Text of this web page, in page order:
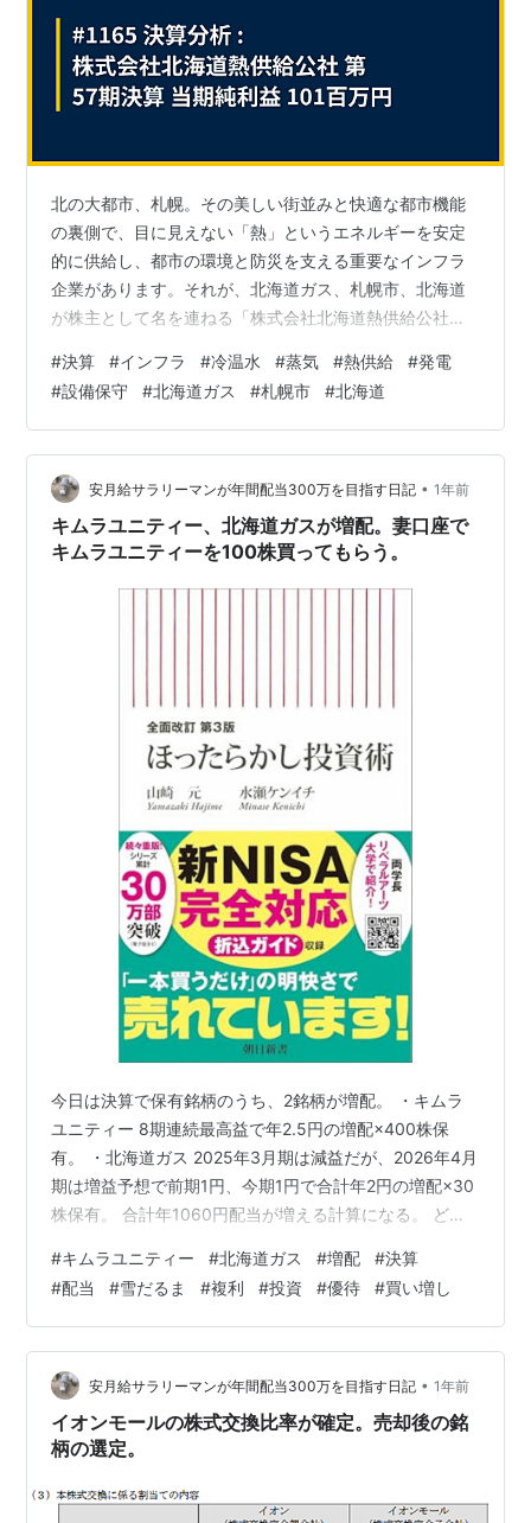
北の大都市、札幌。その美しい街並みと快適な都市機能
の裏側で、目に見えない「熱」というエネルギーを安定
的に供給し、都市の環境と防災を支える重要なインフラ
企業があります。それが、北海道ガス、札幌市、北海道
が株主として名を連ねる「株式会社北海道熱供給公社」
な大気汚染対策の切り札として誕生した同社は、以来半
世紀以上にわたり、札幌都心部のビル群に暖房・冷房・
給湯・融雪のための熱を供給し続けてきました。今回、
官報に掲載された第57期決算を読み解くと、その公共的
な使命と、時代の要請に応え進化し続ける地域エネルギ
ー企業の姿が浮かび上がってきます。札幌の”ま…
#決算 #インフラ #冷温水 #蒸気 #熱供給 #発電
#設備保守 #北海道ガス #札幌市 #北海道
安月給サラリーマンが年間配当300万を目指す日記 • 1年前
キムラユニティー、北海道ガスが増配。妻口座で
キムラユニティーを100株買ってもらう。
今日は決算で保有銘柄のうち、2銘柄が増配。 ・キムラ
ユニティー 8期連続最高益で年2.5円の増配×400株保
有。 ・北海道ガス 2025年3月期は減益だが、2026年4月
期は増益予想で前期1円、今期1円で合計年2円の増配×30
株保有。 合計年1060円配当が増える計算になる。 どち
られる。 と、ここでなんとなく雰囲気でひらめいてしま
い、妻口座で2013・2014・みずほリースを全て売却し、
キムラユニティーを100株購入してもらう。 あとは下が
っていくなら1株ずつ買って優待条件の200株を目指して
いく。 【全面改訂 第3版】ほったらかし投資術 (…
#キムラユニティー #北海道ガス #増配 #決算
#配当 #雪だるま #複利 #投資 #優待 #買い増し
安月給サラリーマンが年間配当300万を目指す日記 • 1年前
イオンモールの株式交換比率が確定。売却後の銘
柄の選定。